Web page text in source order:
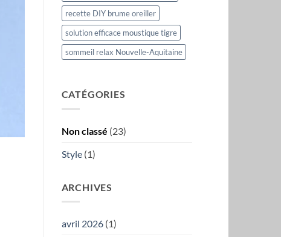
recette DIY brume oreiller
solution efficace moustique tigre
sommeil relax Nouvelle-Aquitaine
CATÉGORIES
Non classé (23)
Style(1)
ARCHIVES
avril 2026(1)